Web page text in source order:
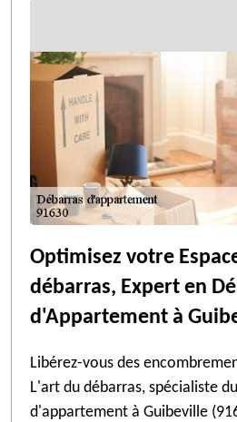
Optimisez votre
débarras, Expert en
d'Appartement à
Libérez-vous des
L'art du débarras, spécialiste
d'appartement à Guibeville